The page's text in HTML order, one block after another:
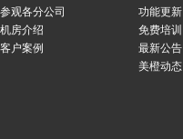
参观各分公司
机房介绍
客户案例
功能更新
免费培训
最新公告
美橙动态